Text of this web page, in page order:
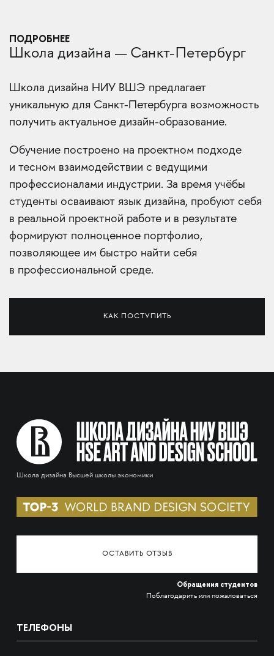
ПОДРОБНЕЕ
Школа дизайна — Санкт-Петербург
Школа дизайна НИУ ВШЭ предлагает
уникальную для Санкт-Петербурга возможность
получить актуальное дизайн-образование.
Обучение построено на проектном подходе
и тесном взаимодействии с ведущими
профессионалами индустрии. За время учёбы
студенты осваивают язык дизайна, пробуют себя
в реальной проектной работе и в результате
формируют полноценное портфолио,
позволяющее им быстро найти себя
в профессиональной среде.
КАК ПОСТУПИТЬ
Школа дизайна Высшей школы экономики
ОСТАВИТЬ ОТЗЫВ
Обращения студентов
Поблагодарить или пожаловаться
ТЕЛЕФОНЫ